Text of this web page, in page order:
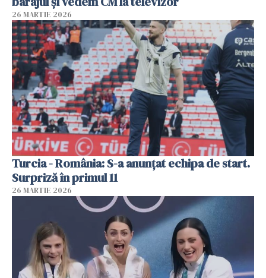
26 MARTIE 2026
Turcia - România: S-a anunțat echipa de start.
Surpriză în primul 11
26 MARTIE 2026